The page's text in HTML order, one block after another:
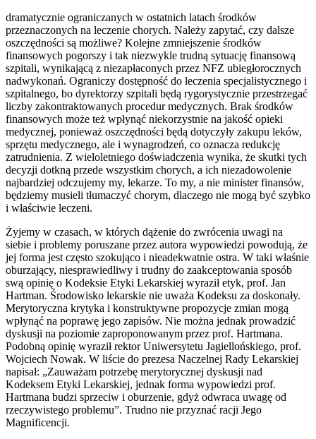
dramatycznie ograniczanych w ostatnich latach środków
przeznaczonych na leczenie chorych. Należy zapytać, czy dalsze
oszczędności są możliwe? Kolejne zmniejszenie środków
finansowych pogorszy i tak niezwykle trudną sytuację finansową
szpitali, wynikającą z niezapłaconych przez NFZ ubiegłorocznych
nadwykonań. Ograniczy dostępność do leczenia specjalistycznego i
szpitalnego, bo dyrektorzy szpitali będą rygorystycznie przestrzegać
liczby zakontraktowanych procedur medycznych. Brak środków
finansowych może też wpłynąć niekorzystnie na jakość opieki
medycznej, ponieważ oszczędności będą dotyczyły zakupu leków,
sprzętu medycznego, ale i wynagrodzeń, co oznacza redukcję
zatrudnienia. Z wieloletniego doświadczenia wynika, że skutki tych
decyzji dotkną przede wszystkim chorych, a ich niezadowolenie
najbardziej odczujemy my, lekarze. To my, a nie minister finansów,
będziemy musieli tłumaczyć chorym, dlaczego nie mogą być szybko
i właściwie leczeni.
Żyjemy w czasach, w których dążenie do zwrócenia uwagi na
siebie i problemy poruszane przez autora wypowiedzi powodują, że
jej forma jest często szokująco i nieadekwatnie ostra. W taki właśnie
oburzający, niesprawiedliwy i trudny do zaakceptowania sposób
swą opinię o Kodeksie Etyki Lekarskiej wyraził etyk, prof. Jan
Hartman. Środowisko lekarskie nie uważa Kodeksu za doskonały.
Merytoryczna krytyka i konstruktywne propozycje zmian mogą
wpłynąć na poprawę jego zapisów. Nie można jednak prowadzić
dyskusji na poziomie zaproponowanym przez prof. Hartmana.
Podobną opinię wyraził rektor Uniwersytetu Jagiellońskiego, prof.
Wojciech Nowak. W liście do prezesa Naczelnej Rady Lekarskiej
napisał: „Zauważam potrzebę merytorycznej dyskusji nad
Kodeksem Etyki Lekarskiej, jednak forma wypowiedzi prof.
Hartmana budzi sprzeciw i oburzenie, gdyż odwraca uwagę od
rzeczywistego problemu”. Trudno nie przyznać racji Jego
Magnificencji.